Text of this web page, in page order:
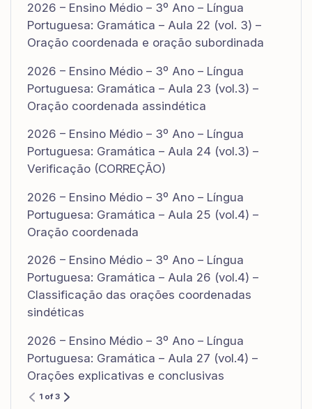
2026 – Ensino Médio – 3º Ano – Língua
Portuguesa: Gramática – Aula 22 (vol. 3) –
Oração coordenada e oração subordinada
2026 – Ensino Médio – 3º Ano – Língua
Portuguesa: Gramática – Aula 23 (vol.3) –
Oração coordenada assindética
2026 – Ensino Médio – 3º Ano – Língua
Portuguesa: Gramática – Aula 24 (vol.3) –
Verificação (CORREÇÃO)
2026 – Ensino Médio – 3º Ano – Língua
Portuguesa: Gramática – Aula 25 (vol.4) –
Oração coordenada
2026 – Ensino Médio – 3º Ano – Língua
Portuguesa: Gramática – Aula 26 (vol.4) –
Classificação das orações coordenadas
sindéticas
2026 – Ensino Médio – 3º Ano – Língua
Portuguesa: Gramática – Aula 27 (vol.4) –
Orações explicativas e conclusivas
1 of 3